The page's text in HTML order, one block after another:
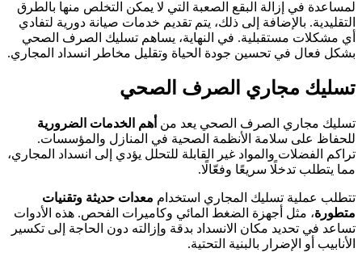
لمساعدة في إزالة البقع الصعبة التي لا يمكن التخلص منها بالطرق
التقليدية. بالإضافة إلى ذلك، يتم تقديم خدمات صيانة دورية لتفادي
أي مشكلات مستقبلية. في النهاية، يساهم تسليك الصرف الصحي
بشكل فعال في تحسين جودة الحياة وتقليل مخاطر انسداد المجاري.
تسليك مجاري الصرف الصحي
تسليك مجاري الصرف الصحي يعد من أهم الخدمات الضرورية
للحفاظ على سلامة الأنظمة الصحية في المنازل والمؤسسات.
تراكم الفضلات والمواد غير القابلة للتحلل يؤدي إلى انسداد المجاري،
مما يتطلب تدخلًا سريعًا وفعّالًا.
تتطلب عملية تسليك المجاري استخدام معدات حديثة وتقنيات
متطورة، مثل أجهزة الضغط المائي وكاميرات الفحص. هذه الأدوات
تساعد في تحديد مكان الانسداد بدقة وإزالته دون الحاجة إلى تكسير
الأنابيب أو الإضرار بالبنية التحتية.